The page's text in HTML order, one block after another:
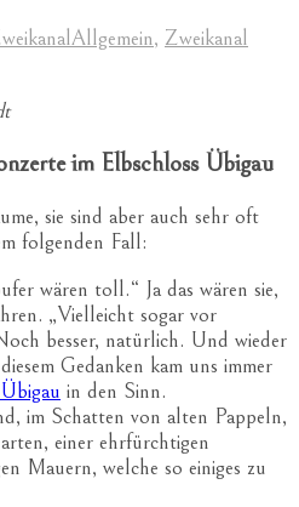
Allgemein, Zweikanal
im Elbschloss Übigau
sie sind aber auch sehr oft
folgenden Fall:
wären toll.“ Ja das wären sie,
„Vielleicht sogar vor
besser, natürlich. Und wieder
Gedanken kam uns immer
in den Sinn.
im Schatten von alten Pappeln,
einer ehrfürchtigen
Mauern, welche so einiges zu